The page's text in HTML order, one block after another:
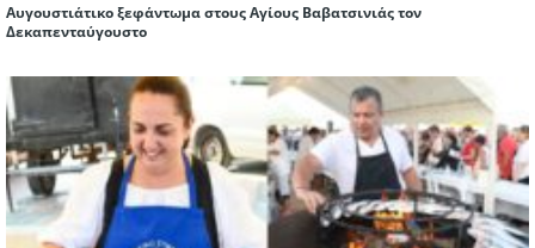
Αυγουστιάτικο ξεφάντωμα στους Αγίους Βαβατσινιάς τον
Δεκαπενταύγουστο